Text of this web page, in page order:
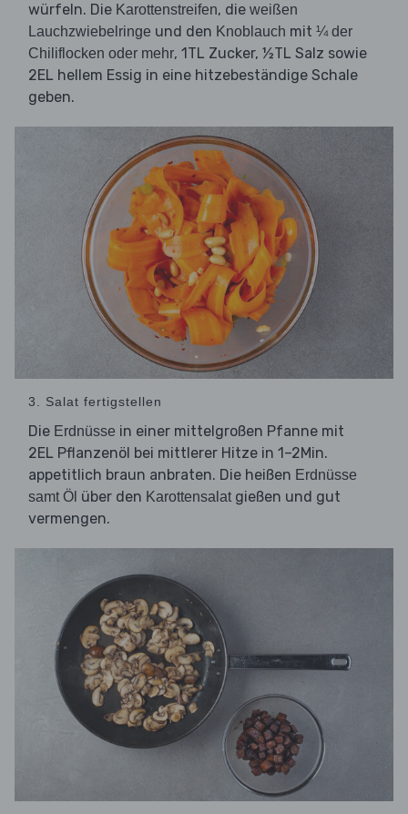
würfeln. Die Karottenstreifen, die weißen
Lauchzwiebelringe und den Knoblauch mit ¼ der
Chiliflocken oder mehr, 1TL Zucker, ½TL Salz sowie
2EL hellem Essig in eine hitzebeständige Schale
geben.
3. Salat fertigstellen
Die Erdnüsse in einer mittelgroßen Pfanne mit
2EL Pflanzenöl bei mittlerer Hitze in 1–2Min.
appetitlich braun anbraten. Die heißen Erdnüsse
samt Öl über den Karottensalatgießen und gut
vermengen.